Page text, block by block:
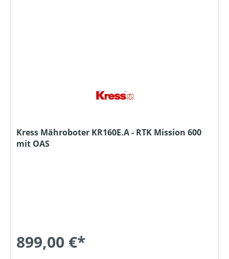
Kress Mähroboter KR160E.A - RTK Mission 600
mit OAS
899,00 €*